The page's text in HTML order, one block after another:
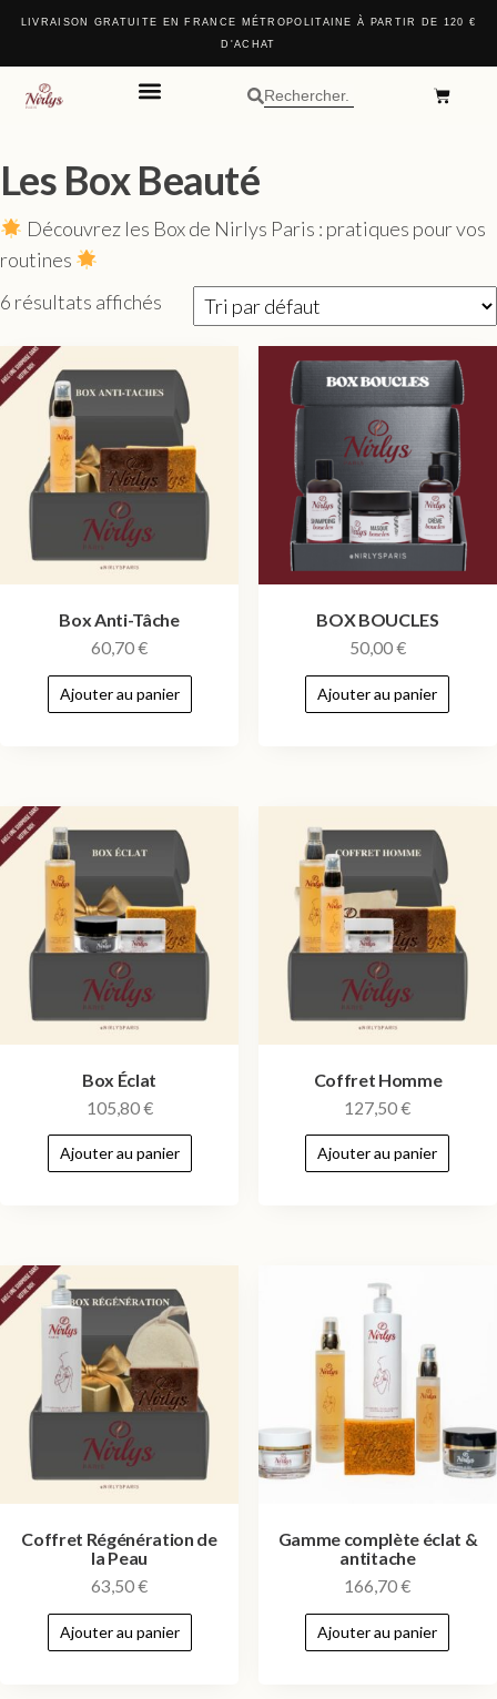
LIVRAISON GRATUITE EN FRANCE MÉTROPOLITAINE À PARTIR DE 120 €
D'ACHAT
Les Box Beauté
Découvrez les Box de Nirlys Paris : pratiques pour vos
routines
6 résultats affichés
Box Anti-Tâche
60,70€
Ajouter au panier
BOX BOUCLES
50,00€
Ajouter au panier
Box Éclat
105,80€
Ajouter au panier
Coffret Homme
127,50€
Ajouter au panier
Coffret Régénération de
la Peau
63,50€
Ajouter au panier
Gamme complète éclat &
antitache
166,70€
Ajouter au panier